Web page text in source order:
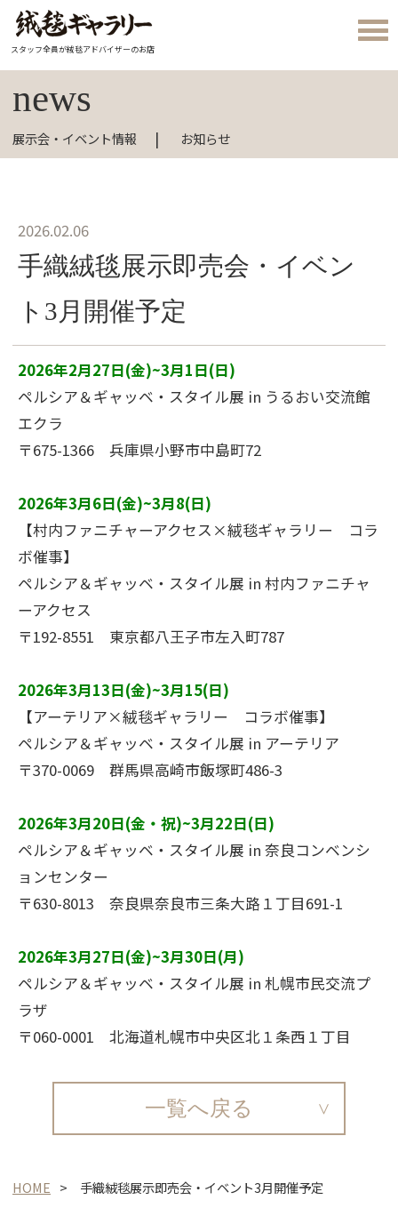
スタッフ全員が絨毯アドバイザーのお店
news
展示会・イベント情報 お知らせ
2026.02.06
手織絨毯展示即売会・イベン
ト3月開催予定
2026年2月27日(金)~3月1日(日)
ペルシア＆ギャッベ・スタイル展 in うるおい交流館
エクラ
〒675-1366 兵庫県小野市中島町72
2026年3月6日(金)~3月8(日)
【村内ファニチャーアクセス×絨毯ギャラリー コラ
ボ催事】
ペルシア＆ギャッベ・スタイル展 in 村内ファニチャ
ーアクセス
〒192-8551 東京都八王子市左入町787
2026年3月13日(金)~3月15(日)
【アーテリア×絨毯ギャラリー コラボ催事】
ペルシア＆ギャッベ・スタイル展 in アーテリア
〒370-0069 群馬県高崎市飯塚町486-3
2026年3月20日(金・祝)~3月22日(日)
ペルシア＆ギャッベ・スタイル展 in 奈良コンベンシ
ョンセンター
〒630-8013 奈良県奈良市三条大路１丁目691-1
2026年3月27日(金)~3月30日(月)
ペルシア＆ギャッベ・スタイル展 in 札幌市民交流プ
ラザ
〒060-0001 北海道札幌市中央区北１条西１丁目
一覧へ戻る
HOME 手織絨毯展示即売会・イベント3月開催予定